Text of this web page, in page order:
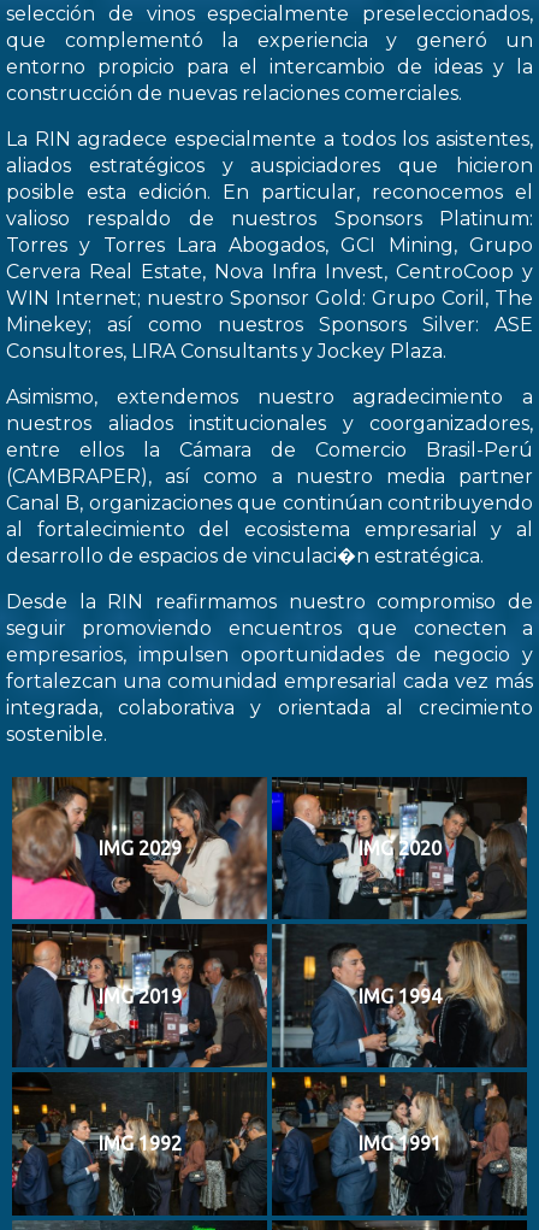
selección de vinos especialmente preseleccionados,
que complementó la experiencia y generó un
entorno propicio para el intercambio de ideas y la
construcción de nuevas relaciones comerciales.
La RIN agradece especialmente a todos los asistentes,
aliados estratégicos y auspiciadores que hicieron
posible esta edición. En particular, reconocemos el
valioso respaldo de nuestros Sponsors Platinum:
Torres y Torres Lara Abogados, GCI Mining, Grupo
Cervera Real Estate, Nova Infra Invest, CentroCoop y
WIN Internet; nuestro Sponsor Gold: Grupo Coril, The
Minekey; así como nuestros Sponsors Silver: ASE
Consultores, LIRA Consultants y Jockey Plaza.
Asimismo, extendemos nuestro agradecimiento a
nuestros aliados institucionales y coorganizadores,
entre ellos la Cámara de Comercio Brasil-Perú
(CAMBRAPER), así como a nuestro media partner
Canal B, organizaciones que continúan contribuyendo
al fortalecimiento del ecosistema empresarial y al
desarrollo de espacios de vinculaci�n estratégica.
Desde la RIN reafirmamos nuestro compromiso de
seguir promoviendo encuentros que conecten a
empresarios, impulsen oportunidades de negocio y
fortalezcan una comunidad empresarial cada vez más
integrada, colaborativa y orientada al crecimiento
sostenible.
IMG 2029 IMG 2020
IMG 2019 IMG 1994
IMG 1992 IMG 1991